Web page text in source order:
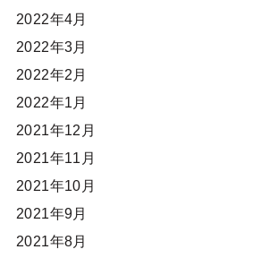
2022年4月
2022年3月
2022年2月
2022年1月
2021年12月
2021年11月
2021年10月
2021年9月
2021年8月